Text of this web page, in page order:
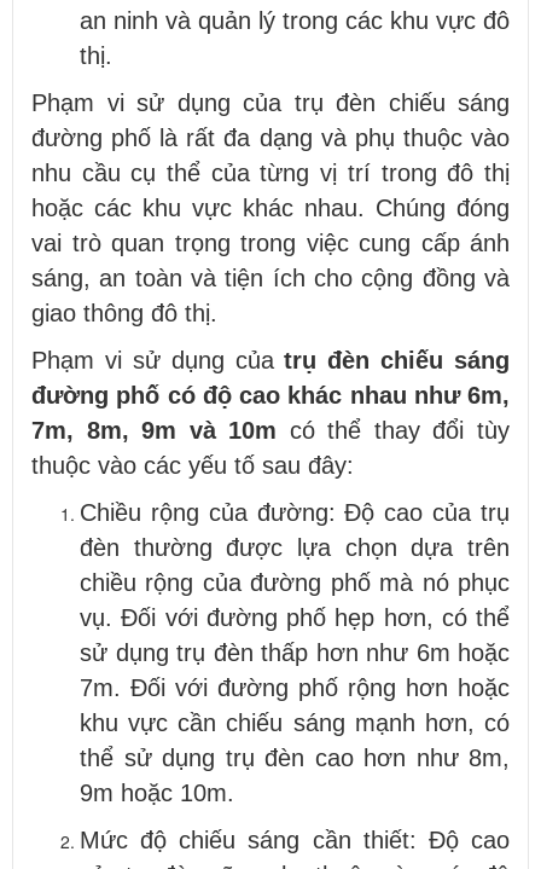
an ninh và quản lý trong các khu vực đô
thị.
Phạm vi sử dụng của trụ đèn chiếu sáng
đường phố là rất đa dạng và phụ thuộc vào
nhu cầu cụ thể của từng vị trí trong đô thị
hoặc các khu vực khác nhau. Chúng đóng
vai trò quan trọng trong việc cung cấp ánh
sáng, an toàn và tiện ích cho cộng đồng và
giao thông đô thị.
Phạm vi sử dụng củatrụ đèn chiếu sáng
đường phố có độ cao khác nhau như 6m,
7m, 8m, 9m và 10m có thể thay đổi tùy
thuộc vào các yếu tố sau đây:
Chiều rộng của đường: Độ cao của trụ
đèn thường được lựa chọn dựa trên
chiều rộng của đường phố mà nó phục
vụ. Đối với đường phố hẹp hơn, có thể
sử dụng trụ đèn thấp hơn như 6m hoặc
7m. Đối với đường phố rộng hơn hoặc
khu vực cần chiếu sáng mạnh hơn, có
thể sử dụng trụ đèn cao hơn như 8m,
9m hoặc 10m.
Mức độ chiếu sáng cần thiết: Độ cao